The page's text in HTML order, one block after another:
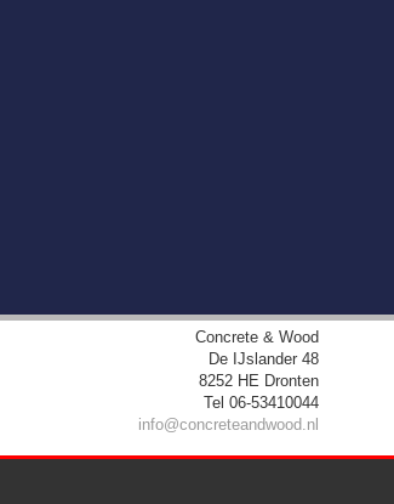
Concrete & Wood
De IJslander 48
8252 HE Dronten
Tel 06-53410044
info@concreteandwood.nl